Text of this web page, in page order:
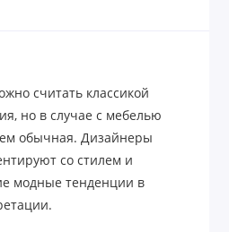
считать классикой
но в случае с мебелью
обычная. Дизайнеры
со стилем и
модные тенденции в